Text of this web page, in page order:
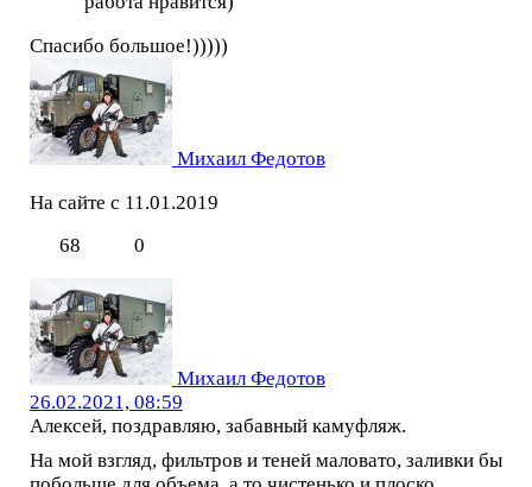
Спасибо большое!)))))
Михаил Федотов
На сайте с 11.01.2019
68
0
Михаил Федотов
26.02.2021, 08:59
Алексей, поздравляю, забавный камуфляж.
На мой взгляд, фильтров и теней маловато, заливки бы